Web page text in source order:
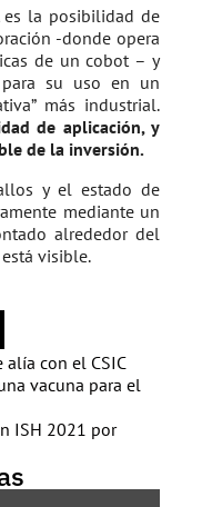
es la posibilidad de
-donde opera
de un cobot – y
su uso en un
más industrial.
de aplicación, y
de la inversión.
y el estado de
mediante un
alrededor del
visible.
alía con el CSIC
vacuna para el
ISH 2021 por